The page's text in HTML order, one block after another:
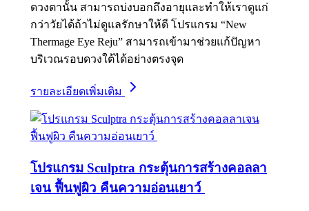
ดวงตานั้น สามารถบ่งบอกถึงอายุและทำให้เราดูแก่
กว่าวัยได้ถ้าไม่ดูแลรักษาให้ดี โปรแกรม “New
Thermage Eye Reju” สามารถเข้ามาช่วยแก้ปัญหา
บริเวณรอบดวงใต้ได้อย่างตรงจุด
รายละเอียดเพิ่มเติม
โปรแกรม Sculptra กระตุ้นการสร้างคอลลา
เจน ฟื้นฟูผิว คืนความอ่อนเยาว์